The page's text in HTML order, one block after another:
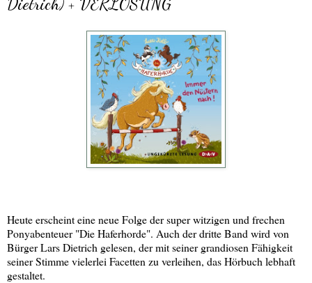
Heute erscheint eine neue Folge der super witzigen und frechen
Ponyabenteuer "Die Haferhorde". Auch der dritte Band wird von
Bürger Lars Dietrich gelesen, der mit seiner grandiosen Fähigkeit
seiner Stimme vielerlei Facetten zu verleihen, das Hörbuch lebhaft
gestaltet.